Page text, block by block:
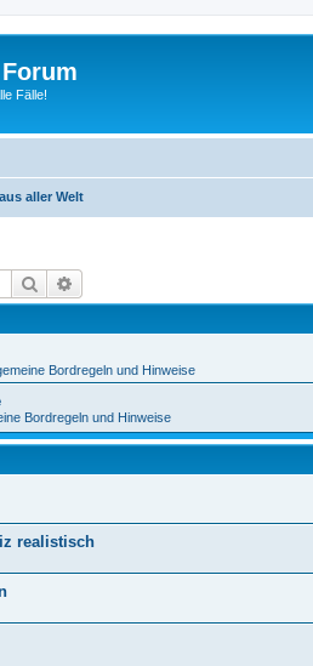
Fälle!
aller Welt
Suche
Bordregeln und Hinweise
Bordregeln und Hinweise
realistisch